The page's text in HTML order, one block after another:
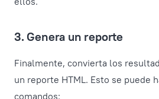
3. Genera un reporte
Finalmente, convierta los
un reporte HTML. Esto se puede
comandos: